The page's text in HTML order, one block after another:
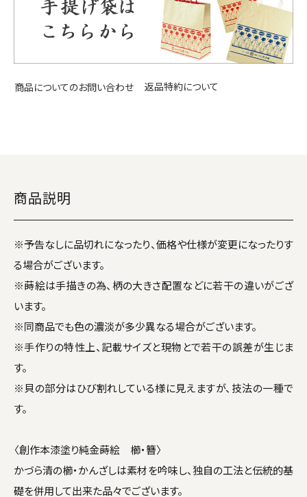
商品についてのお問い合わせ 返品特約について
商品説明
※予告なしに品切れになったり、価格や仕様が変更になったりす
る場合がございます。
※蒔絵は手描きの為、柄の大きさ配置などに若干の違いがござ
います。
※同商品でも色の濃淡が多少異なる場合がございます。
※手作りの特性上、記載サイズと現物とで若干の誤差が生じま
す。
※貝の部分はひび割れしている様に見えますが、技法の一種で
す。
〈創作本漆塗り純金蒔絵 櫛・簪〉
かづら清の櫛・かんざしは素材を吟味し、独自の工法と伝統的基
礎を併用して出来た品々でございます。